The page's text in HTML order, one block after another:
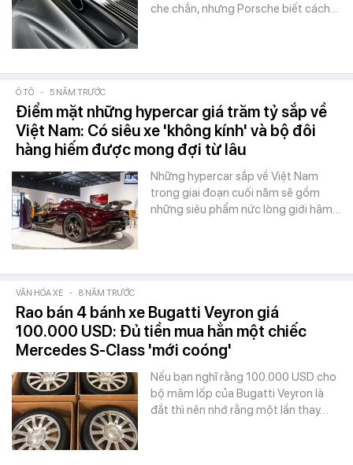
che chắn, nhưng Porsche biết cách…
Ô TÔ - 5 NĂM TRƯỚC
Điểm mặt những hypercar giá trăm tỷ sắp về
Việt Nam: Có siêu xe 'không kính' và bộ đôi
hàng hiếm được mong đợi từ lâu
Những hypercar sắp về Việt Nam
trong giai đoạn cuối năm sẽ gồm
những siêu phẩm nức lòng giới hâm…
VĂN HÓA XE - 8 NĂM TRƯỚC
Rao bán 4 bánh xe Bugatti Veyron giá
100.000 USD: Đủ tiền mua hẳn một chiếc
Mercedes S-Class 'mới coóng'
Nếu bạn nghĩ rằng 100.000 USD cho
bộ mâm lốp của Bugatti Veyron là
đắt thì nên nhớ rằng một lần thay…